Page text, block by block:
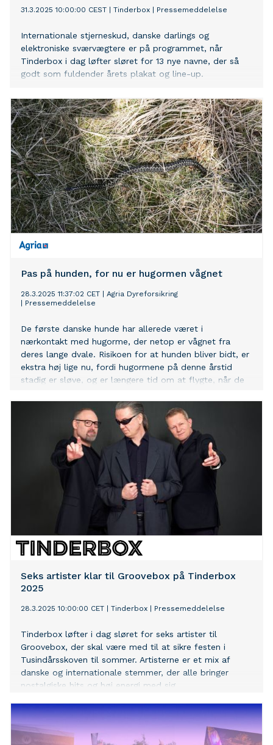
31.3.2025 10:00:00 CEST Tinderbox Pressemeddelelse
Internationale stjerneskud, danske darlings og
elektroniske sværvægtere er på programmet, når
Tinderbox i dag løfter sløret for 13 nye navne, der så
godt som fuldender årets plakat og line-up.
Pas på hunden, for nu er hugormen vågnet
28.3.2025 11:37:02 CET
Agria Dyreforsikring
Pressemeddelelse
De første danske hunde har allerede været i
nærkontakt med hugorme, der netop er vågnet fra
deres lange dvale. Risikoen for at hunden bliver bidt, er
ekstra høj lige nu, fordi hugormene på denne årstid
stadig er sløve, og er længere tid om at flygte, når de
Seks artister klar til Groovebox på Tinderbox
2025
28.3.2025 10:00:00 CET Tinderbox Pressemeddelelse
Tinderbox løfter i dag sløret for seks artister til
Groovebox, der skal være med til at sikre festen i
Tusindårsskoven til sommer. Artisterne er et mix af
danske og internationale stemmer, der alle bringer
nostalgiske hits og høj energi med sig.